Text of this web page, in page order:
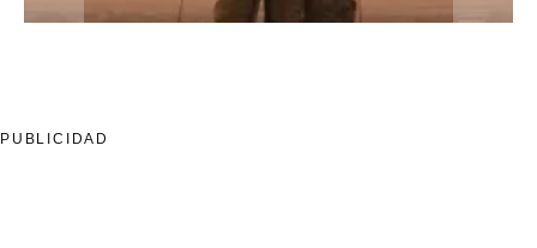
PUBLICIDAD